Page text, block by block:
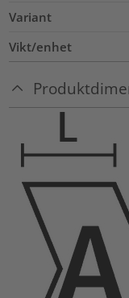
Variant
Vikt/enhet